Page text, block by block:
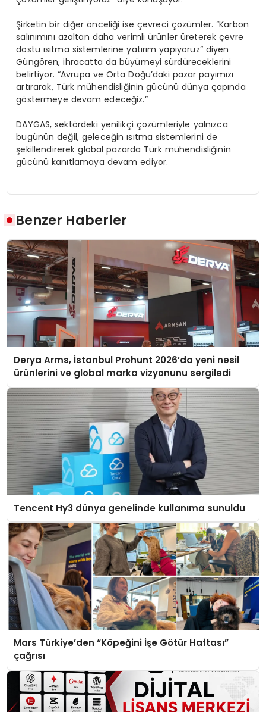
Şirketin bir diğer önceliği ise çevreci çözümler. “Karbon
salınımını azaltan daha verimli ürünler üreterek çevre
dostu ısıtma sistemlerine yatırım yapıyoruz” diyen
Güngören, ihracatta da büyümeyi sürdüreceklerini
belirtiyor. “Avrupa ve Orta Doğu’daki pazar payımızı
artırarak, Türk mühendisliğinin gücünü dünya çapında
göstermeye devam edeceğiz.”
DAYGAS, sektördeki yenilikçi çözümleriyle yalnızca
bugünün değil, geleceğin ısıtma sistemlerini de
şekillendirerek global pazarda Türk mühendisliğinin
gücünü kanıtlamaya devam ediyor.
Benzer Haberler
Derya Arms, İstanbul Prohunt 2026’da yeni nesil
ürünlerini ve global marka vizyonunu sergiledi
Tencent Hy3 dünya genelinde kullanıma sunuldu
Mars Türkiye’den “Köpeğini İşe Götür Haftası”
çağrısı